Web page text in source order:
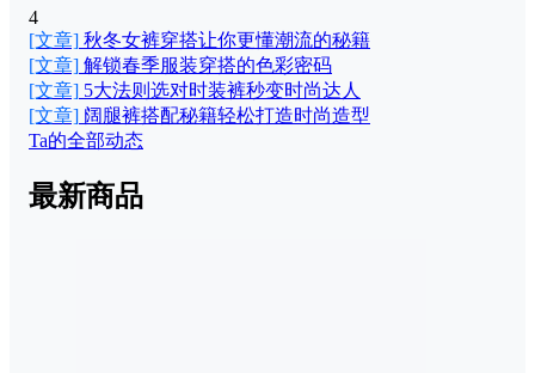
4
[文章] 秋冬女裤穿搭让你更懂潮流的秘籍
[文章] 解锁春季服装穿搭的色彩密码
[文章] 5大法则选对时装裤秒变时尚达人
[文章] 阔腿裤搭配秘籍轻松打造时尚造型
Ta的全部动态
最新商品